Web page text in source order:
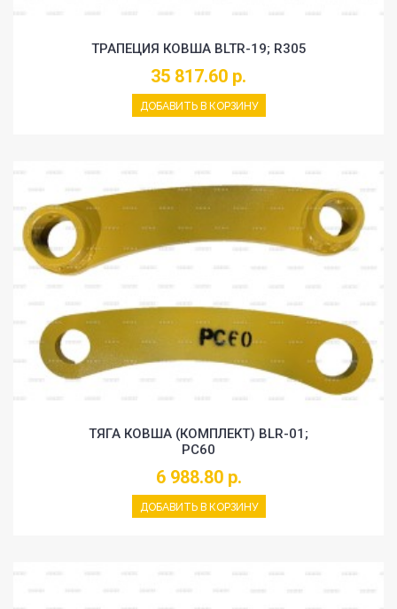
ТРАПЕЦИЯ КОВША BLTR-19; R305
35 817.60 р.
ДОБАВИТЬ В КОРЗИНУ
ТЯГА КОВША (КОМПЛЕКТ) BLR-01;
PC60
6 988.80 р.
ДОБАВИТЬ В КОРЗИНУ